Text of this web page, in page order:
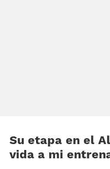
Su etapa en el
vida a mi